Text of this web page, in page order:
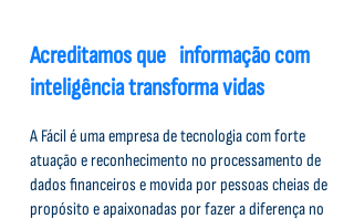
Acreditamos que informação com
inteligência transforma vidas
A Fácil é uma empresa de tecnologia com forte
atuação e reconhecimento no processamento de
dados financeiros e movida por pessoas cheias de
propósito e apaixonadas por fazer a diferença no